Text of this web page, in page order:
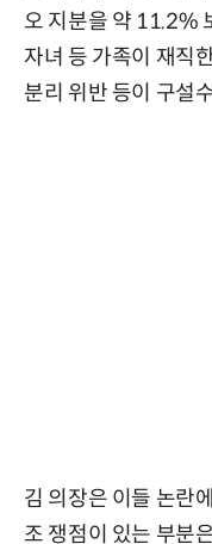
오 지분을 약 11.2%
자녀 등 가족이 재직
분리 위반 등이 구설
김 의장은 이들 논란
조 쟁점이 있는 부분